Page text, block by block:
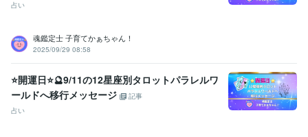
占い
魂鑑定士 子育てかぁちゃん！
2025/09/29 08:58
⭐開運日⭐🔮9/11の12星座別タロットパラレルワ
ールドへ移行メッセージ
記事
占い